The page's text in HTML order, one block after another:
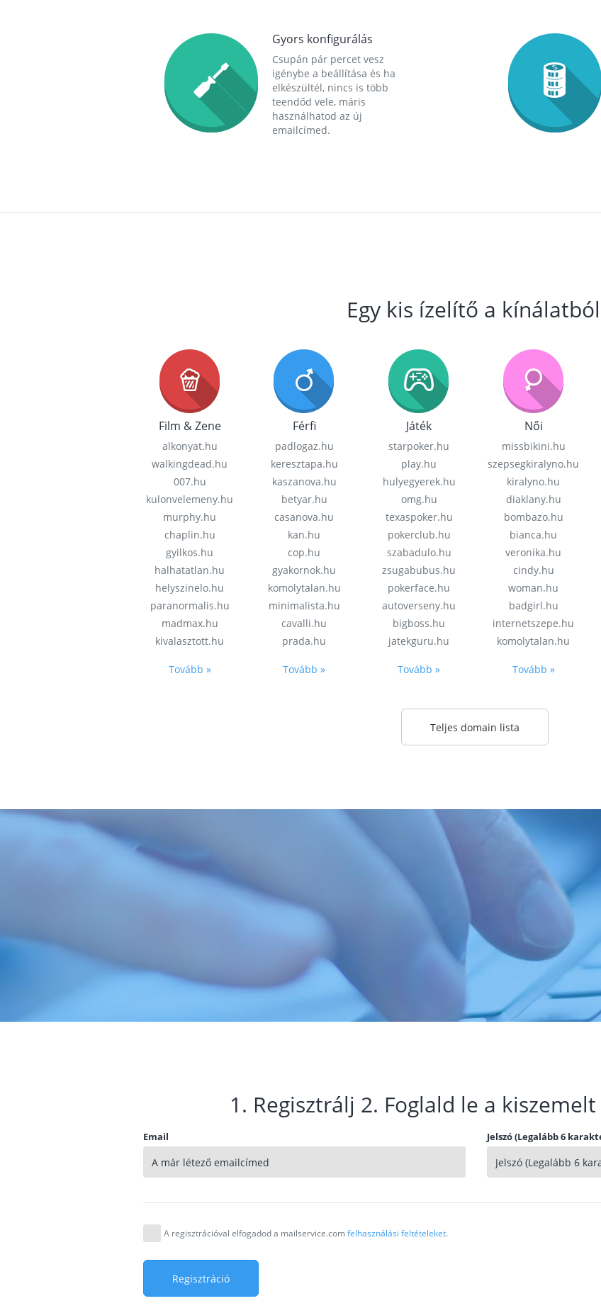
Gyors konfigurálás
Csupán pár percet vesz
igénybe a beállítása és ha
elkészültél, nincs is több
teendőd vele, máris
használhatod az új
emailcímed.
Egy kis ízelítő a
Film & Zene
alkonyat.hu
walkingdead.hu
007.hu
kulonvelemeny.hu
murphy.hu
chaplin.hu
gyilkos.hu
halhatatlan.hu
helyszinelo.hu
paranormalis.hu
madmax.hu
kivalasztott.hu
Tovább »
Férfi
padlogaz.hu
keresztapa.hu
kaszanova.hu
betyar.hu
casanova.hu
kan.hu
cop.hu
gyakornok.hu
komolytalan.hu
minimalista.hu
cavalli.hu
prada.hu
Tovább »
Játék
starpoker.hu
play.hu
hulyegyerek.hu
omg.hu
texaspoker.hu
pokerclub.hu
szabadulo.hu
zsugabubus.hu
pokerface.hu
autoverseny.hu
bigboss.hu
jatekguru.hu
Tovább »
Női
missbikini.hu
szepsegkiralyno.hu
kiralyno.hu
diaklany.hu
bombazo.hu
bianca.hu
veronika.hu
cindy.hu
woman.hu
badgirl.hu
internetszepe.hu
komolytalan.hu
Tovább »
Teljes domain lista
1. Regisztrálj 2. Foglald le a
Email Jelszó (Legalább 6
A regisztrációval elfogadod a mailservice.comfelhasználási feltételeket.
Regisztráció